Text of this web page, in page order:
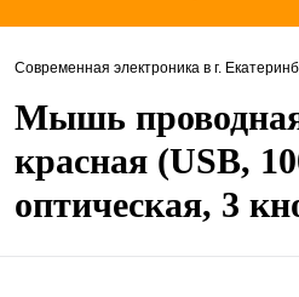
Современная электроника в г.
Мышь
красная (USB,
оптическая, 3